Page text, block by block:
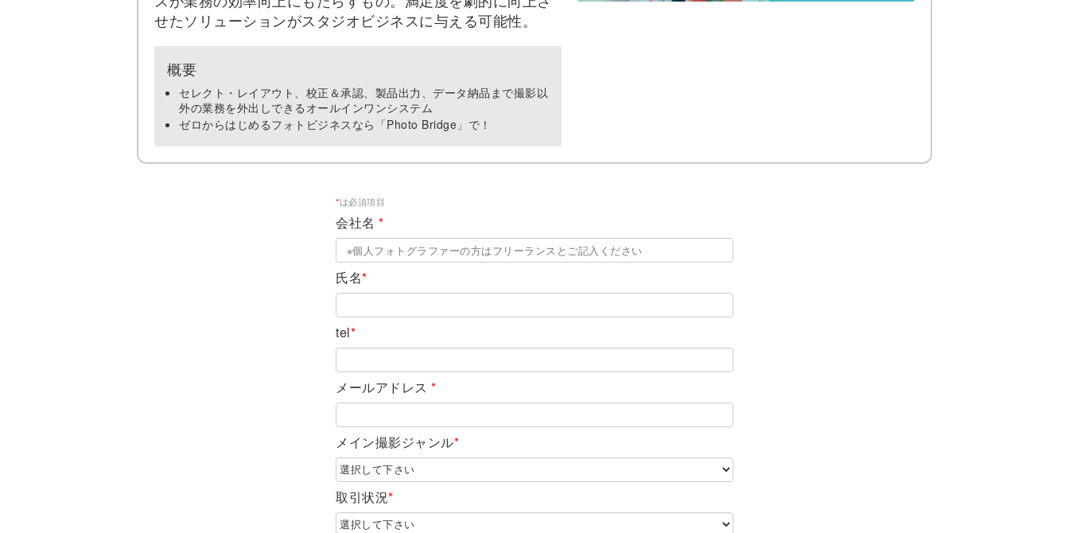
せたソリューションがスタジオビジネスに与える可能性。
概要
セレクト・レイアウト、校正＆承認、製品出力、データ納品まで撮影以
外の業務を外出しできるオールインワンシステム
ゼロからはじめるフォトビジネスなら「Photo Bridge」で！
*は必須項目
会社名 *
氏名*
tel*
メールアドレス *
メイン撮影ジャンル*
取引状況*